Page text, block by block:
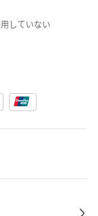
していない